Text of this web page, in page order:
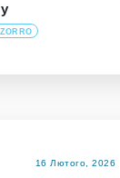
16 Лютого, 2026